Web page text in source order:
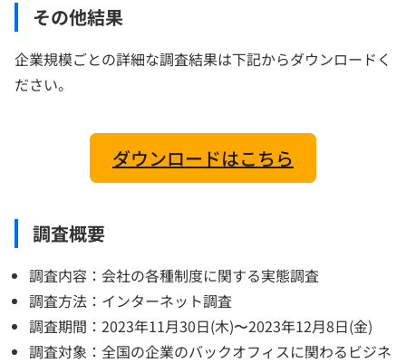
その他結果
企業規模ごとの詳細な調査結果は下記からダウンロードく
ださい。
ダウンロードはこちら
調査概要
調査内容：会社の各種制度に関する実態調査
調査方法：インターネット調査
調査期間：2023年11月30日(木)〜2023年12月8日(金)
調査対象：全国の企業のバックオフィスに関わるビジネ